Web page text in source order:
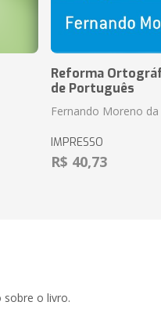
Reforma
de Português
Fernando Moreno da
IMPRESSO
R$ 40,73
sobre o livro.